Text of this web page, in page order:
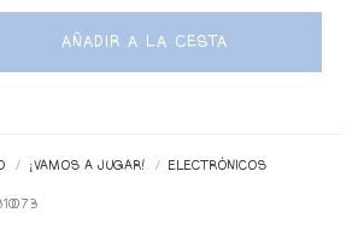
AÑADIR A LA CESTA
¡VAMOS A JUGAR! ELECTRÓNICOS